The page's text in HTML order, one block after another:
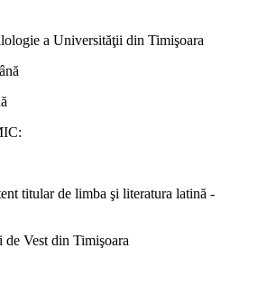
a Universităţii din Timişoara
titular de limba şi literatura latină -
Vest din Timişoara